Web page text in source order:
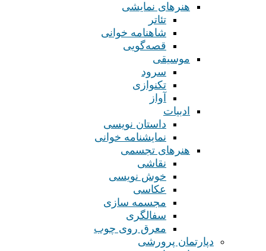
هنرهای نمایشی
تئاتر
شاهنامه خوانی
قصه‌گویی
موسیقی
سرود
تکنوازی
آواز
ادبیات
داستان نویسی
نمایشنامه خوانی
هنرهای تجسمی
نقاشی
خوش نویسی
عکاسی
مجسمه سازی
سفالگری
معرق روی چوب
دپارتمان پرورشی